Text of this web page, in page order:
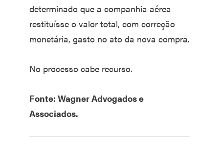
determinado que a companhia aérea
restituísse o valor total, com correção
monetária, gasto no ato da nova compra.
No processo cabe recurso.
Fonte: Wagner Advogados e
Associados.